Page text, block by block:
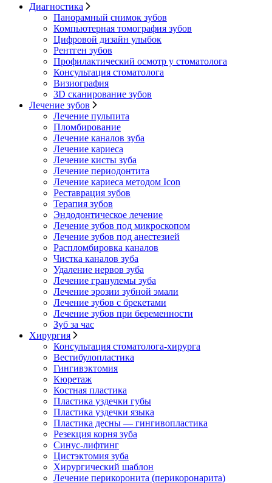
Диагностика
Панорамный снимок зубов
Компьютерная томография зубов
Цифровой дизайн улыбок
Рентген зубов
Профилактический осмотр у стоматолога
Консультация стоматолога
Визиография
3D сканирование зубов
Лечение зубов
Лечение пульпита
Пломбирование
Лечение каналов зуба
Лечение кариеса
Лечение кисты зуба
Лечение периодонтита
Лечение кариеса методом Icon
Реставрация зубов
Терапия зубов
Эндодонтическое лечение
Лечение зубов под микроскопом
Лечение зубов под анестезией
Распломбировка каналов
Чистка каналов зуба
Удаление нервов зуба
Лечение гранулемы зуба
Лечение эрозии зубной эмали
Лечение зубов с брекетами
Лечение зубов при беременности
Зуб за час
Хирургия
Консультация стоматолога-хирурга
Вестибулопластика
Гингивэктомия
Кюретаж
Костная пластика
Пластика уздечки губы
Пластика уздечки языка
Пластика десны — гингивопластика
Резекция корня зуба
Синус-лифтинг
Цистэктомия зуба
Хирургический шаблон
Лечение перикоронита (перикоронарита)